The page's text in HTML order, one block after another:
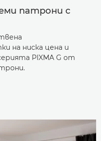
патрони с
на ниска цена и
PIXMA G от